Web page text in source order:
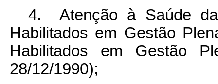
4. Atenção à Saúde da
Habilitados em Gestão
Habilitados em Gestão
28/12/1990);